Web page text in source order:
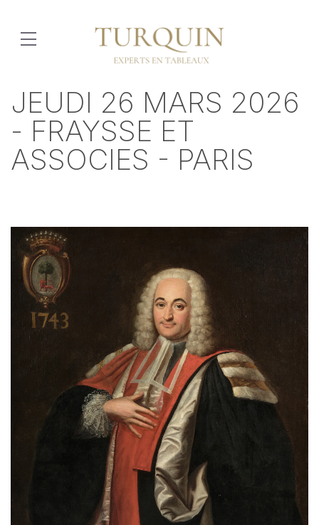
JEUDI 26 MARS 2026
- FRAYSSE ET
ASSOCIES - PARIS